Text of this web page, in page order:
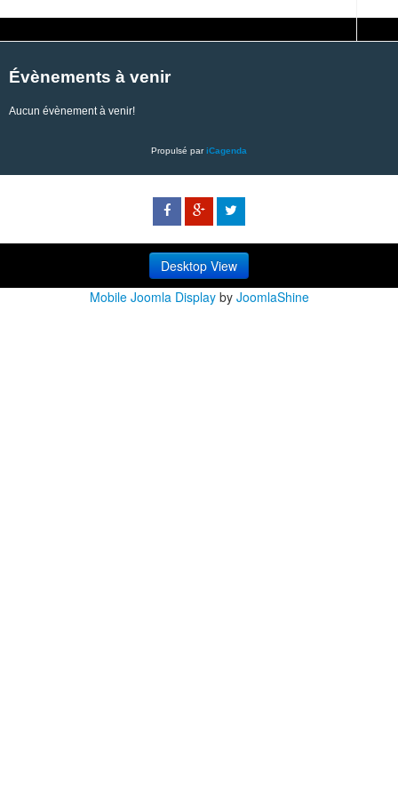
Évènements à venir
Aucun évènement à venir!
Propulsé pariCagenda
Desktop View
Mobile Joomla Displayby JoomlaShine